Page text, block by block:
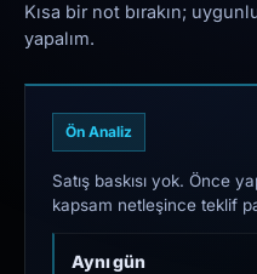
Kısa bir not bırakın;
yapalım.
Ön Analiz
Satış baskısı yok. Önce
kapsam netleşince teklif
Aynı gün